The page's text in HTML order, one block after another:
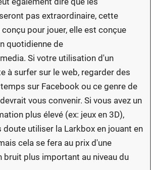
pas extraordinaire, cette
pour jouer, elle est conçue
quotidienne de
Si votre utilisation d'un
à surfer sur le web, regarder des
sur Facebook ou ce genre de
vous convenir. Si vous avez un
plus élevé (ex: jeux en 3D),
doute utiliser la Larkbox en jouant en
cela se fera au prix d'une
bruit plus important au niveau du